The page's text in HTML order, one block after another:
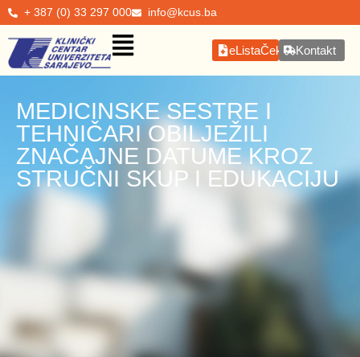
+ 387 (0) 33 297 000 info@kcus.ba
eListaČekanjaKontakt
MEDICINSKE SESTRE I
TEHNIČARI OBILJEŽILI
ZNAČAJNE DATUME KROZ
STRUČNI SKUP I EDUKACIJU